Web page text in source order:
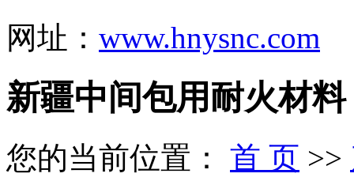
网址： www.hnysnc.com
新疆中间包用耐火材料
您的当前位置： 首 页 >>